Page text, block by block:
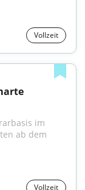
Vollzeit
im
ab dem
Vollzeit